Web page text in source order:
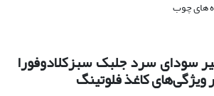
سودای سرد جلبک سبزکلادوفورا